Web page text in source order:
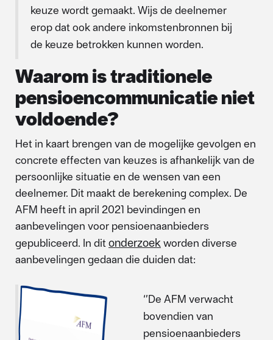
keuze wordt gemaakt. Wijs de deelnemer
erop dat ook andere inkomstenbronnen bij
de keuze betrokken kunnen worden.
Waarom is traditionele
pensioencommunicatie niet
voldoende?
Het in kaart brengen van de mogelijke gevolgen en
concrete effecten van keuzes is afhankelijk van de
persoonlijke situatie en de wensen van een
deelnemer. Dit maakt de berekening complex. De
AFM heeft in april 2021 bevindingen en
aanbevelingen voor pensioenaanbieders
gepubliceerd. In dit onderzoek worden diverse
aanbevelingen gedaan die duiden dat:
‘’De AFM verwacht
bovendien van
pensioenaanbieders